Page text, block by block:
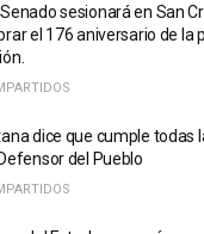
sesionará en San
el 176 aniversario de la
dice que cumple todas
del Pueblo